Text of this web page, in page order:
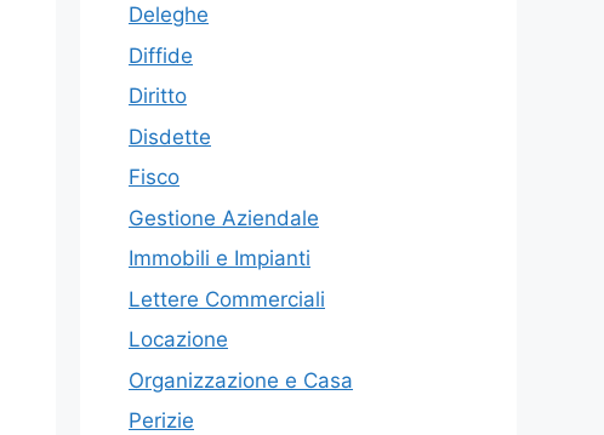
Deleghe
Diffide
Diritto
Disdette
Fisco
Gestione Aziendale
Immobili e Impianti
Lettere Commerciali
Locazione
Organizzazione e Casa
Perizie